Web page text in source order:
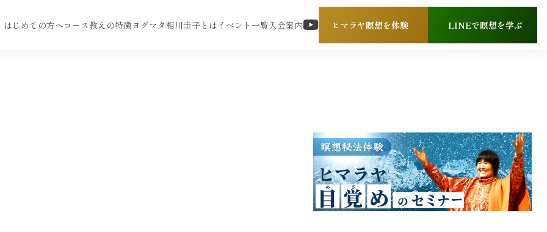
はじめての方へコース教えの特徴ヨグマタ相川圭子とはイベント一覧 入会案内 ヒマラヤ瞑想を体験 LINEで瞑想を学ぶ